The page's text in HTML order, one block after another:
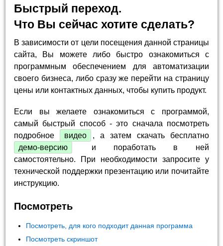
Быстрый переход.
Что Вы сейчас хотите сделать?
В зависимости от цели посещения данной страницы
сайта, Вы можете либо быстро ознакомиться с
программным обеспечением для автоматизации
своего бизнеса, либо сразу же перейти на страницу
цены или контактных данных, чтобы купить продукт.
Если вы желаете ознакомиться с программой,
самый быстрый способ - это сначала посмотреть
подробное
видео
, а затем скачать бесплатно
демо-версию
и поработать в ней
самостоятельно. При необходимости запросите у
технической поддержки презентацию или почитайте
инструкцию.
Посмотреть
Посмотреть, для кого подходит данная программа
Посмотреть скриншот